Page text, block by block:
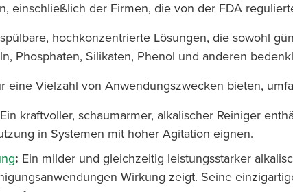
einschließlich der Firmen, die von der FDA
hochkonzentrierte Lösungen, die sowohl
Phosphaten, Silikaten, Phenol und anderen
eine Vielzahl von Anwendungszwecken bieten,
Ein kraftvoller, schaumarmer, alkalischer Reiniger
in Systemen mit hoher Agitation eignen.
: Ein milder und gleichzeitig leistungsstarker
Wirkung zeigt. Seine